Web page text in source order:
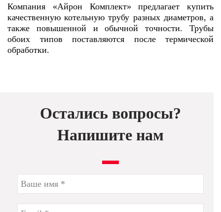
Компания «Айрон Комплект» предлагает купить
качественную котельную трубу разных диаметров, а
также повышенной и обычной точности. Трубы
обоих типов поставляются после термической
обработки.
Остались вопросы?
Напишите нам